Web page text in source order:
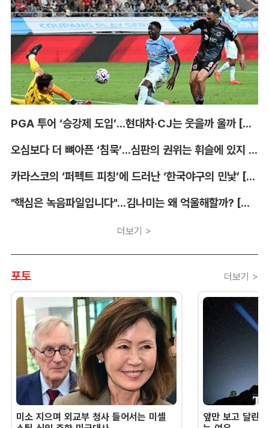
PGA 투어 ‘승강제 도입’...현대차·CJ는 웃을까 울까 [박호윤의 IN&OUT]
오심보다 더 뼈아픈 ‘침묵’...심판의 권위는 휘슬에 있지 않다 [박순규의 창]
카라스코의 ‘퍼펙트 피칭’에 드러난 ‘한국야구의 민낯’ [김대호의 야구생각]
"핵심은 녹음파일입니다"...김나미는 왜 억울해할까? [유병철의 스포츠 렉시오]
더보기 >
포토 더보기 >
미소 지으며 외교부 청사 들어서는 미셸
앞만 보고 달린